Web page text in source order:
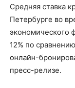
Средняя ставка
Петербурге во
экономического
12% по
онлайн-
пресс-релизе.